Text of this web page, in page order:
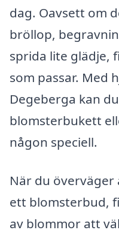
dag. Oavsett om
bröllop,
sprida lite glädje,
som passar. Med
Degeberga kan
blomsterbukett
någon speciell.
När du överväger
ett blomsterbud,
av blommor att